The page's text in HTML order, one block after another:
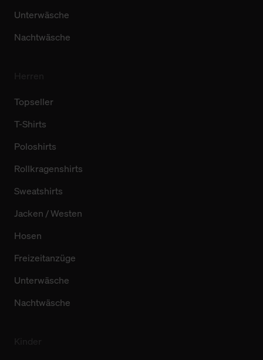
Unterwäsche
Nachtwäsche
Topseller
T-Shirts
Poloshirts
Rollkragenshirts
Sweatshirts
Jacken / Westen
Hosen
Freizeitanzüge
Unterwäsche
Nachtwäsche